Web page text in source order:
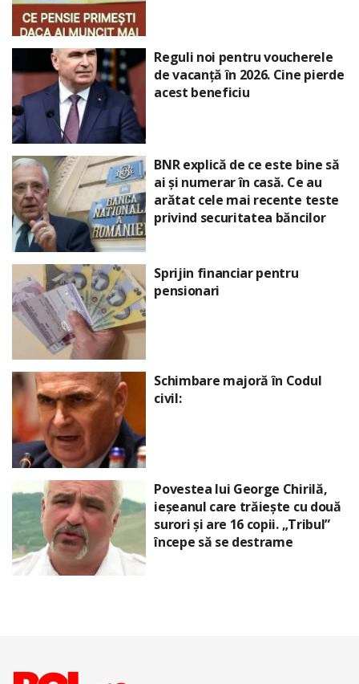
Reguli noi pentru voucherele
de vacanță în 2026. Cine pierde
acest beneficiu
BNR explică de ce este bine să
ai și numerar în casă. Ce au
arătat cele mai recente teste
privind securitatea băncilor
Sprijin financiar pentru
pensionari
Schimbare majoră în Codul
civil:
Povestea lui George Chirilă,
ieșeanul care trăiește cu două
surori și are 16 copii. „Tribul”
începe să se destrame